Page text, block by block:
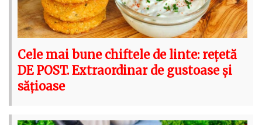
Cele mai bune chiftele de linte: rețetă
DE POST. Extraordinar de gustoase și
sățioase